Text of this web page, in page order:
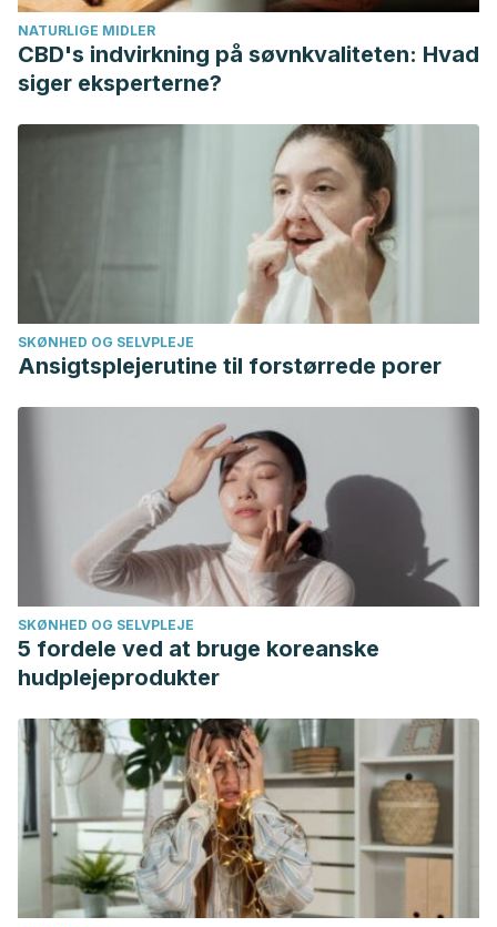
NATURLIGE MIDLER
CBD's indvirkning på søvnkvaliteten: Hvad
siger eksperterne?
SKØNHED OG SELVPLEJE
Ansigtsplejerutine til forstørrede porer
SKØNHED OG SELVPLEJE
5 fordele ved at bruge koreanske
hudplejeprodukter